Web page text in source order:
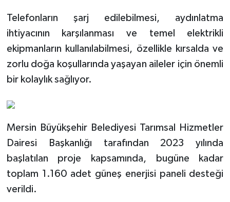
Telefonların şarj edilebilmesi, aydınlatma
ihtiyacının karşılanması ve temel elektrikli
ekipmanların kullanılabilmesi, özellikle kırsalda ve
zorlu doğa koşullarında yaşayan aileler için önemli
bir kolaylık sağlıyor.
Mersin Büyükşehir Belediyesi Tarımsal Hizmetler
Dairesi Başkanlığı tarafından 2023 yılında
başlatılan proje kapsamında, bugüne kadar
toplam 1.160 adet güneş enerjisi paneli desteği
verildi.